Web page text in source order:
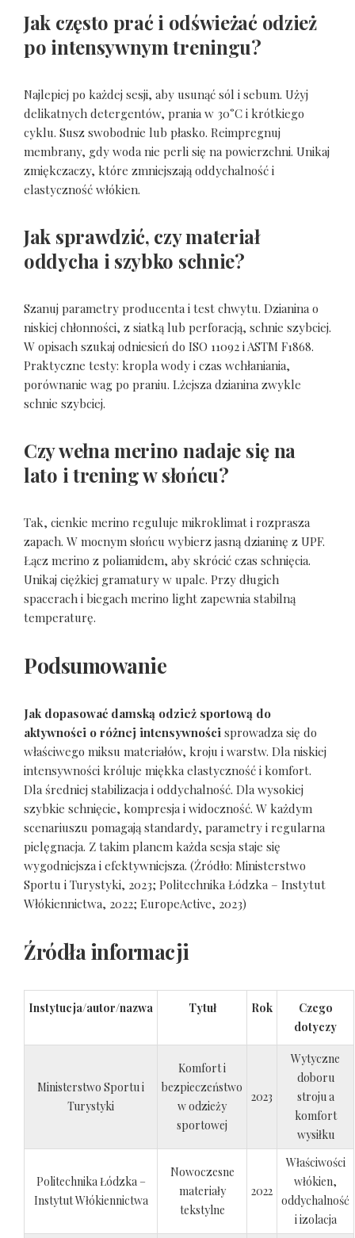
Jak często prać i odświeżać odzież
po intensywnym treningu?
Najlepiej po każdej sesji, aby usunąć sól i sebum. Użyj
delikatnych detergentów, prania w 30°C i krótkiego
cyklu. Susz swobodnie lub płasko. Reimpregnuj
membrany, gdy woda nie perli się na powierzchni. Unikaj
zmiękczaczy, które zmniejszają oddychalność i
elastyczność włókien.
Jak sprawdzić, czy materiał
oddycha i szybko schnie?
Szanuj parametry producenta i test chwytu. Dzianina o
niskiej chłonności, z siatką lub perforacją, schnie szybciej.
W opisach szukaj odniesień do ISO 11092 i ASTM F1868.
Praktyczne testy: kropla wody i czas wchłaniania,
porównanie wag po praniu. Lżejsza dzianina zwykle
schnie szybciej.
Czy wełna merino nadaje się na
lato i trening w słońcu?
Tak, cienkie merino reguluje mikroklimat i rozprasza
zapach. W mocnym słońcu wybierz jasną dzianinę z UPF.
Łącz merino z poliamidem, aby skrócić czas schnięcia.
Unikaj ciężkiej gramatury w upale. Przy długich
spacerach i biegach merino light zapewnia stabilną
temperaturę.
Podsumowanie
Jak dopasować damską odzież sportową do
aktywności o różnej intensywności sprowadza się do
właściwego miksu materiałów, kroju i warstw. Dla niskiej
intensywności króluje miękka elastyczność i komfort.
Dla średniej stabilizacja i oddychalność. Dla wysokiej
szybkie schnięcie, kompresja i widoczność. W każdym
scenariuszu pomagają standardy, parametry i regularna
pielęgnacja. Z takim planem każda sesja staje się
wygodniejsza i efektywniejsza. (Źródło: Ministerstwo
Sportu i Turystyki, 2023; Politechnika Łódzka – Instytut
Włókiennictwa, 2022; EuropeActive, 2023)
Źródła informacji
Instytucja/autor/nazwa Tytuł Rok
Czego
dotyczy
Ministerstwo Sportu i
Turystyki
Komfort i
bezpieczeństwo
w odzieży
sportowej
2023
Wytyczne
doboru
stroju a
komfort
wysiłku
Politechnika Łódzka –
Instytut Włókiennictwa
Nowoczesne
materiały
tekstylne
2022
Właściwości
włókien,
oddychalność
i izolacja